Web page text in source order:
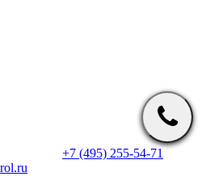
публичной офертой. Цены
порядке. Актуальную цену
+7 (495) 255-54-71